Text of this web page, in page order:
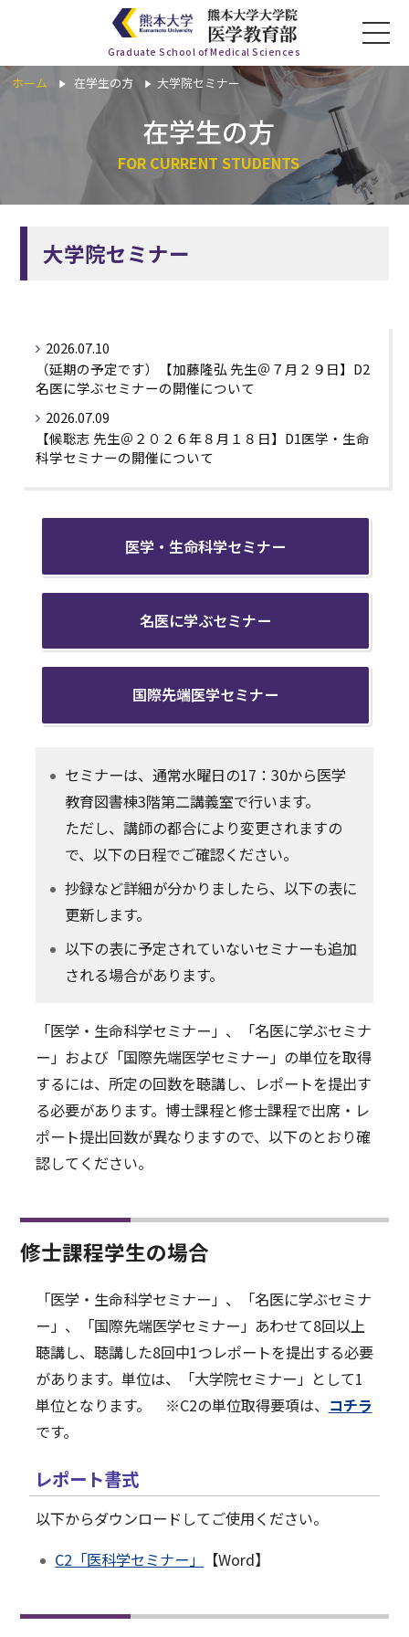
Graduate School of Medical Sciences
ホーム 在学生の方 大学院セミナー
在学生の方
FOR CURRENT STUDENTS
大学院セミナー
2026.07.10
（延期の予定です）【加藤隆弘 先生＠７月２９日】D2
名医に学ぶセミナーの開催について
2026.07.09
【候聡志 先生＠２０２６年８月１８日】D1医学・生命
科学セミナーの開催について
（延期）【久米真司 先生＠８月５日】D2名医に学ぶセ
ミナーの開催について
【野村征太郎 先生＠７月８日】D2名医に学ぶセミナー
の開催について
【山岸誠 先生＠６月２４日】D2名医に学ぶセミナーの
2026.05.29
【難波大輔 先生＠２０２６年７月１日】D1医学・生命
科学セミナーの開催について
2026.05.11
【大隅典子 先生＠５月２０日】D2名医に学ぶセミナー
の開催について
2026.04.30
【佐藤佳 先生＠２０２６年５月１３日】D1医学・生命
科学セミナーの開催について
2026.04.15
2025.11.11
【本田賢也 先生＠２０２５年１１月２６日】D1医学・
生命科学セミナーの開催について
2025.10.29
【大野伸彦 先生＠２０２５年１１月５日】D1医学・生
命科学セミナーの開催について
命科学セミナーの開催について
2025.09.09
ナーの開催について
2025.09.05
【原田一樹 先生＠１０月８日】D2名医に学ぶセミナー
2025.08.22
【髙橋昭彦 先生＠９月１９日】D2名医に学ぶセミナー
の開催について
2025.08.22
【松下拓也 先生＠９月１０日】D2名医に学ぶセミナー
【白石晃司 先生＠７月３０日】D2名医に学ぶセミナー
医学・生命科学セミナー
名医に学ぶセミナー
国際先端医学セミナー
セミナーは、通常水曜日の17：30から医学
教育図書棟3階第二講義室で行います。
ただし、講師の都合により変更されますの
で、以下の日程でご確認ください。
抄録など詳細が分かりましたら、以下の表に
更新します。
以下の表に予定されていないセミナーも追加
される場合があります。
「医学・生命科学セミナー」、「名医に学ぶセミナ
ー」および「国際先端医学セミナー」の単位を取得
するには、所定の回数を聴講し、レポートを提出す
る必要があります。博士課程と修士課程で出席・レ
ポート提出回数が異なりますので、以下のとおり確
認してください。
修士課程学生の場合
「医学・生命科学セミナー」、「名医に学ぶセミナ
ー」、「国際先端医学セミナー」あわせて8回以上
聴講し、聴講した8回中1つレポートを提出する必要
があります。単位は、「大学院セミナー」として1
単位となります。 ※C2の単位取得要項は、 コチラ
です。
レポート書式
以下からダウンロードしてご使用ください。
C2「医科学セミナー」
【Word】
医学教育部について
お知らせ
イベント
修了生・単位修得退学者・一般の方